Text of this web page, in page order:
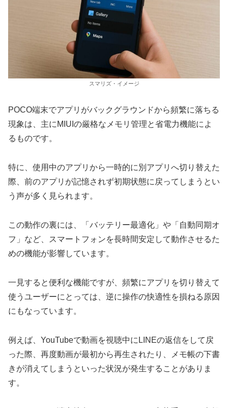
スマリズ・イメージ
POCO端末でアプリがバックグラウンドから頻繁に落ちる
現象は、主にMIUIの厳格なメモリ管理と省電力機能によ
るものです。
特に、使用中のアプリから一時的に別アプリへ切り替えた
際、前のアプリが記憶されず初期状態に戻ってしまうとい
う声が多く見られます。
この動作の裏には、「バッテリー最適化」や「自動同期オ
フ」など、スマートフォンを長時間安定して動作させるた
めの機能が影響しています。
一見すると便利な機能ですが、頻繁にアプリを切り替えて
使うユーザーにとっては、逆に操作の快適性を損ねる原因
にもなっています。
例えば、YouTubeで動画を視聴中にLINEの返信をして戻
った際、再度動画が最初から再生されたり、メモ帳の下書
きが消えてしまうといった状況が発生することがありま
す。